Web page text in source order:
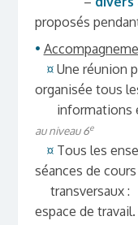
proposés
•
¤Une réunion
organisée tous
informations
au niveau 6e
¤Tous les
séances de
transversaux :
espace de travail.